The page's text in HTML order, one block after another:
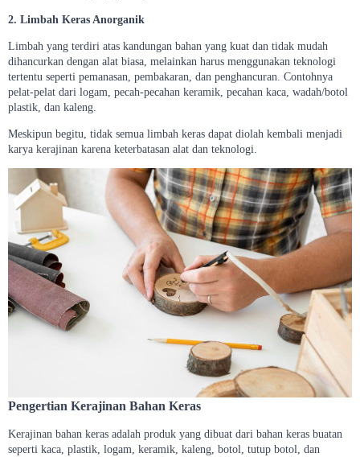
2. Limbah Keras Anorganik
Limbah yang terdiri atas kandungan bahan yang kuat dan tidak mudah
dihancurkan dengan alat biasa, melainkan harus menggunakan teknologi
tertentu seperti pemanasan, pembakaran, dan penghancuran. Contohnya
pelat-pelat dari logam, pecah-pecahan keramik, pecahan kaca, wadah/botol
plastik, dan kaleng.
Meskipun begitu, tidak semua limbah keras dapat diolah kembali menjadi
karya kerajinan karena keterbatasan alat dan teknologi.
Pengertian Kerajinan Bahan Keras
Kerajinan bahan keras adalah produk yang dibuat dari bahan keras buatan
seperti kaca, plastik, logam, keramik, kaleng, botol, tutup botol, dan